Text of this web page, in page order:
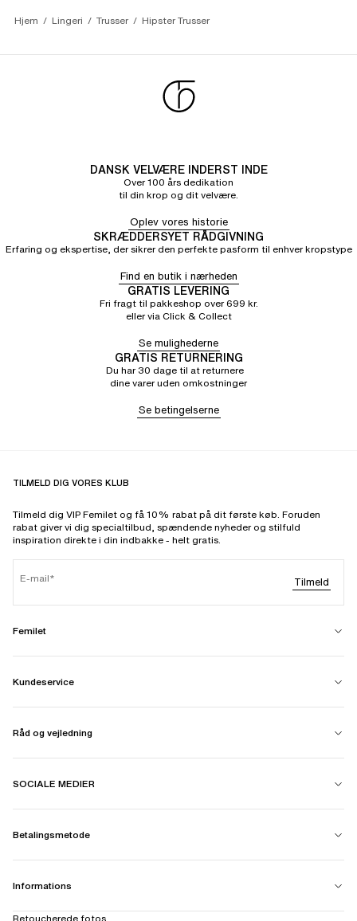
Hjem Lingeri Trusser Hipster Trusser
DANSK VELVÆRE INDERST INDE
Over 100 års dedikation
til din krop og dit velvære.
Oplev vores historie
SKRÆDDERSYET RÅDGIVNING
Erfaring og ekspertise, der sikrer den perfekte pasform til enhver kropstype
Find en butik i nærheden
GRATIS LEVERING
Fri fragt til pakkeshop over 699 kr.
eller via Click & Collect
Se mulighederne
GRATIS RETURNERING
Du har 30 dage til at returnere
dine varer uden omkostninger
Se betingelserne
TILMELD DIG VORES KLUB
Tilmeld dig VIP Femilet og få 10% rabat på dit første køb. Foruden
rabat giver vi dig specialtilbud, spændende nyheder og stilfuld
inspiration direkte i din indbakke - helt gratis.
E-mail Tilmeld
Femilet
Kundeservice
Råd og vejledning
SOCIALE MEDIER
Betalingsmetode
Informations
Retoucherede fotos